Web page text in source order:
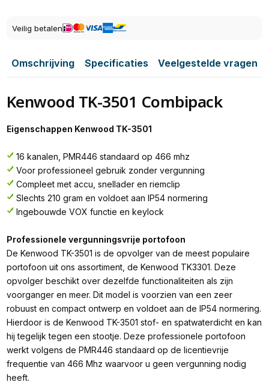
Veilig betalen
Omschrijving Specificaties Veelgestelde vragen
Kenwood TK-3501 Combipack
Eigenschappen Kenwood TK-3501
16 kanalen, PMR446 standaard op 466 mhz
Voor professioneel gebruik zonder vergunning
Compleet met accu, snellader en riemclip
Slechts 210 gram en voldoet aan IP54 normering
Ingebouwde VOX functie en keylock
Professionele vergunningsvrije portofoon
De Kenwood TK-3501 is de opvolger van de meest populaire
portofoon uit ons assortiment, de Kenwood TK3301. Deze
opvolger beschikt over dezelfde functionaliteiten als zijn
voorganger en meer. Dit model is voorzien van een zeer
robuust en compact ontwerp en voldoet aan de IP54 normering.
Hierdoor is de Kenwood TK-3501 stof- en spatwaterdicht en kan
hij tegelijk tegen een stootje. Deze professionele portofoon
werkt volgens de PMR446 standaard op de licentievrije
frequentie van 466 Mhz waarvoor u geen vergunning nodig
heeft.